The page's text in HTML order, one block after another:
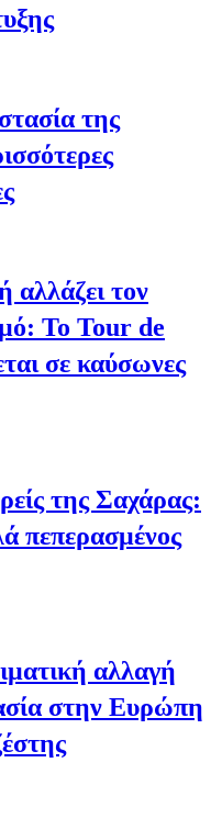
της
αλλάζει τον
Το Tour de
σε καύσωνες
της Σαχάρας:
πεπερασμένος
αλλαγή
στην Ευρώπη